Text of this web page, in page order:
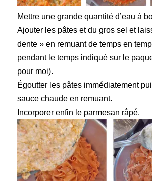
Mettre une grande quantité d’eau à
Ajouter les pâtes et du gros sel et
dente » en remuant de temps en
pendant le temps indiqué sur le
pour moi).
Égoutter les pâtes immédiatement
sauce chaude en remuant.
Incorporer enfin le parmesan râpé.